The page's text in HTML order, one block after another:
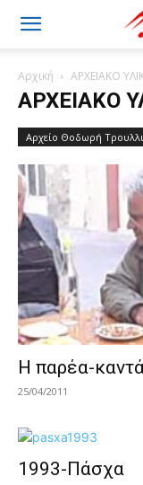
Μέλαμπες
Αρχική ΑΡΧΕΙΑΚΟ
ΑΡΧΕΙΑΚΟ
Αρχείο Θοδωρή
Η παρέα-
25/04/2011
1993-Πάσχα